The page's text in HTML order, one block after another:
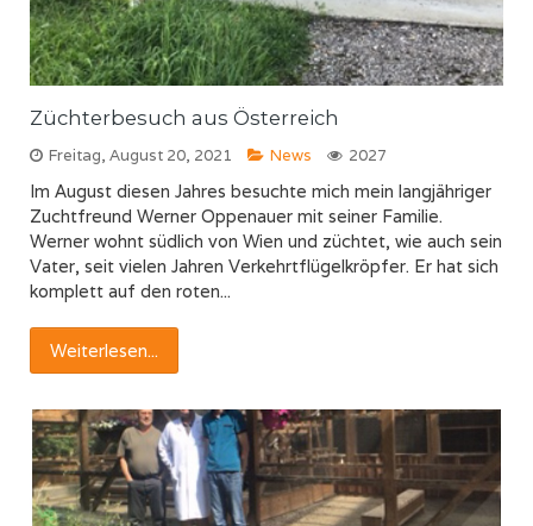
Züchterbesuch aus Österreich
Freitag, August 20, 2021 News 2027
Im August diesen Jahres besuchte mich mein langjähriger
Zuchtfreund Werner Oppenauer mit seiner Familie.
Werner wohnt südlich von Wien und züchtet, wie auch sein
Vater, seit vielen Jahren Verkehrtflügelkröpfer. Er hat sich
komplett auf den roten...
Weiterlesen...